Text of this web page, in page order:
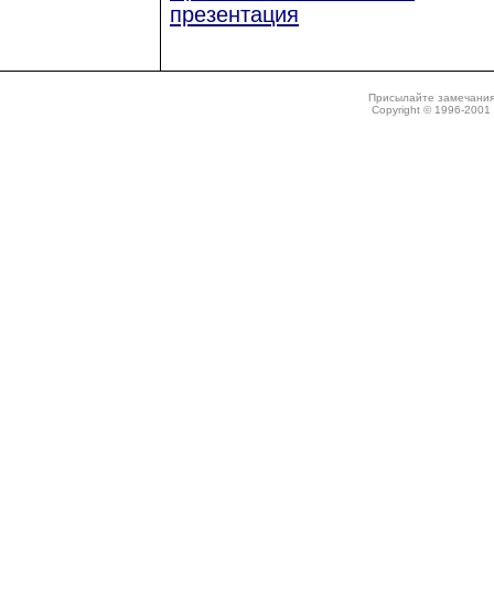
презентация
Присылайте
Copyright © 1996-2001